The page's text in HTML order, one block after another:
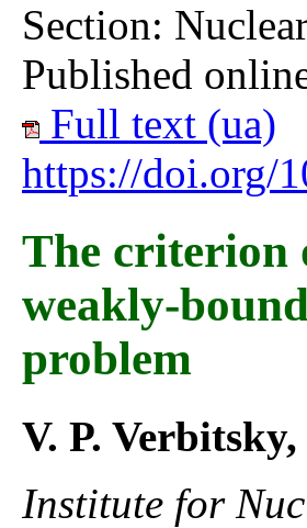
Section:
Published
Full text (ua)
https://doi.org/
The criterion
weakly-
problem
V. P.
Institute for